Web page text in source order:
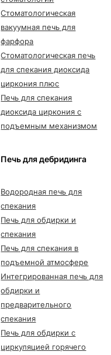
Стоматологическая
вакуумная печь для
фарфора
Стоматологическая печь
для спекания диоксида
циркония плюс
Печь для спекания
диоксида циркония с
подъемным механизмом
Печь для дебридинга
Водородная печь для
спекания
Печь для обдирки и
спекания
Печь для спекания в
подъемной атмосфере
Интегрированная печь для
обдирки и
предварительного
спекания
Печь для обдирки с
циркуляцией горячего